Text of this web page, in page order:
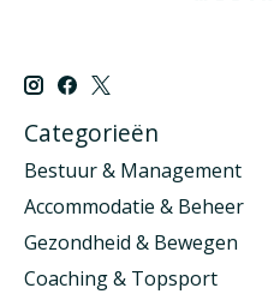
Categorieën
Bestuur & Management
Accommodatie & Beheer
Gezondheid & Bewegen
Coaching & Topsport